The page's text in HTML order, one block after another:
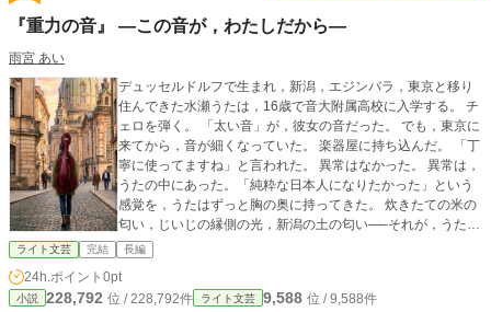
『重力の音』 ―この音が，わたしだから―
雨宮 あい
デュッセルドルフで生まれ，新潟，エジンバラ，東京と移り
住んできた水瀬うたは，16歳で音大附属高校に入学する。 チ
ェロを弾く。 「太い音」が，彼女の音だった。 でも，東京に
来てから，音が細くなっていた。 楽器屋に持ち込んだ。 「丁
寧に使ってますね」と言われた。 異常はなかった。 異常は，
うたの中にあった。「純粋な日本人になりたかった」という
感覚を，うたはずっと胸の奥に持ってきた。 炊きたての米の
匂い，じいじの縁側の光，新潟の土の匂い──それが，うたに
とっての「日本」のすべてだった。 でも，ロンドンのコンク
ールで演奏後に言われた一言が，ずっと消えない。 "Where a
re you really from?" 音が鳴らなくなった理由を探して，うた
は17歳でドイツへ渡る。 生まれた国の言葉を，1字も知らな
ライト文芸 完結 長編
24h.ポイント 0pt
小説 228,792 位 / 228,792件 ライト文芸 9,588 位 / 9,588件